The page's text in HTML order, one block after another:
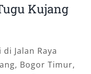
Kujang
Jalan Raya
Bogor Timur,